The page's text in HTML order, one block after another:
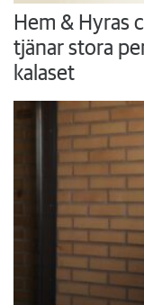
Hem & Hyras
tjänar stora
kalaset